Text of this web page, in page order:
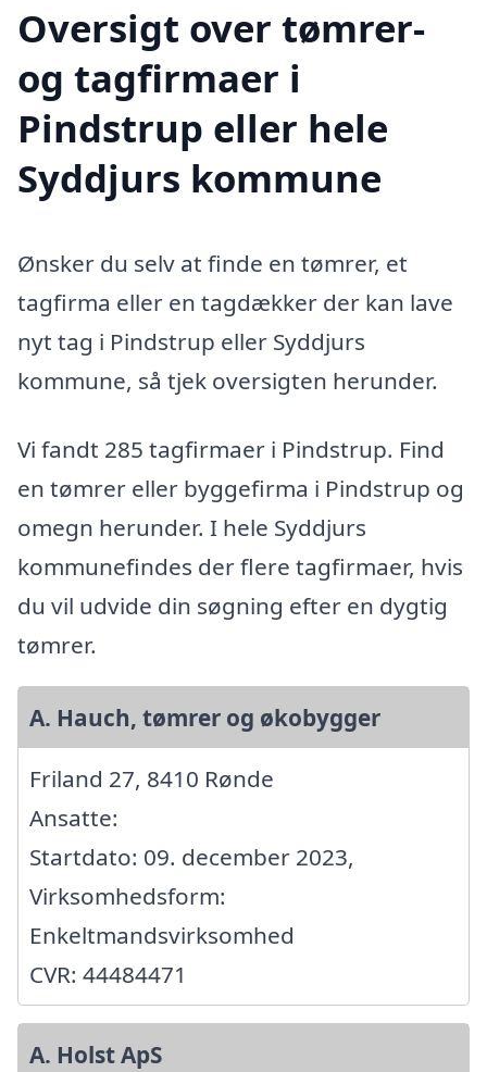
Oversigt over tømrer-
og tagfirmaer i
Pindstrup eller hele
Syddjurs kommune
Ønsker du selv at finde en tømrer, et
tagfirma eller en tagdækker der kan lave
nyt tag i Pindstrup eller Syddjurs
kommune, så tjek oversigten herunder.
Vi fandt 285 tagfirmaer i Pindstrup. Find
en tømrer eller byggefirma i Pindstrup og
omegn herunder. I hele Syddjurs
kommunefindes der flere tagfirmaer, hvis
du vil udvide din søgning efter en dygtig
tømrer.
A. Hauch, tømrer og økobygger
Friland 27, 8410 Rønde
Ansatte:
Startdato: 09. december 2023,
Virksomhedsform:
Enkeltmandsvirksomhed
CVR: 44484471
A. Holst ApS